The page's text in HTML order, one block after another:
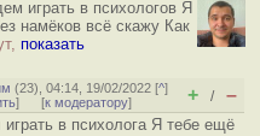
играть в психологов Я
намёков всё скажу Как
показать
(23), 04:14, 19/02/2022 [^]
] [к модератору] + / –
в психолога Я тебе ещё